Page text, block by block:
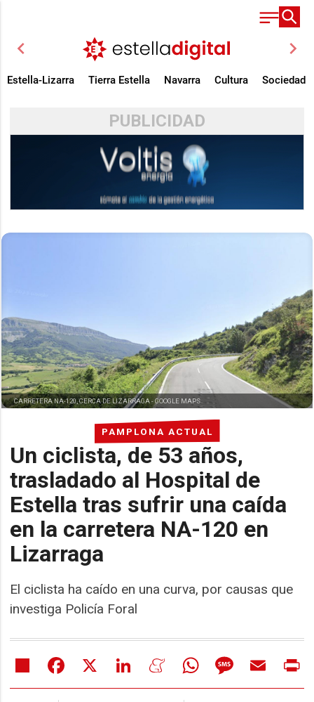
chevron_left chevron_right
Estella-Lizarra Tierra Estella Navarra Cultura Sociedad
PUBLICIDAD
PAMPLONA ACTUAL
Un ciclista, de 53 años,
trasladado al Hospital de
Estella tras sufrir una caída
en la carretera NA-120 en
Lizarraga
El ciclista ha caído en una curva, por causas que
investiga Policía Foral
CARRETERA NA-120, CERCA DE LIZARRAGA -GOOGLE MAPS
Share Facebook LinkedIn MeneameWhatsAppMessageEmail